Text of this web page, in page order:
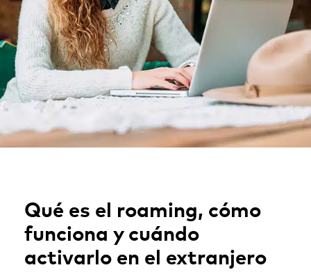
Qué es el roaming, cómo
funciona y cuándo
activarlo en el extranjero